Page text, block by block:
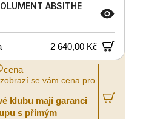
ABSITHE
2 640,00 Kč
cena
se vám cena pro
klubu mají garanci
s přímým